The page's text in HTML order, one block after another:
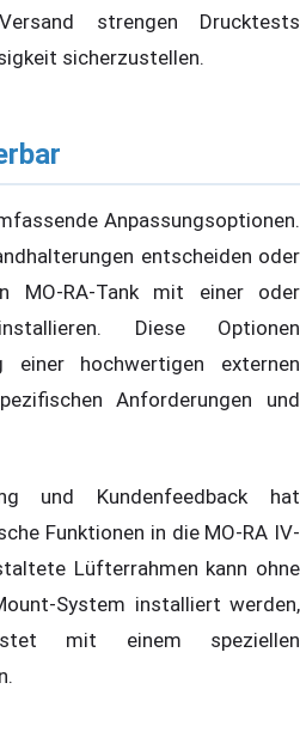
strengen Drucktests
sicherzustellen.
Anpassungsoptionen.
entscheiden oder
MO-RA-Tank mit einer oder
Diese Optionen
einer hochwertigen externen
Anforderungen und
und Kundenfeedback hat
Funktionen in die MO-RA IV-
Lüfterrahmen kann ohne
System installiert werden,
mit einem speziellen